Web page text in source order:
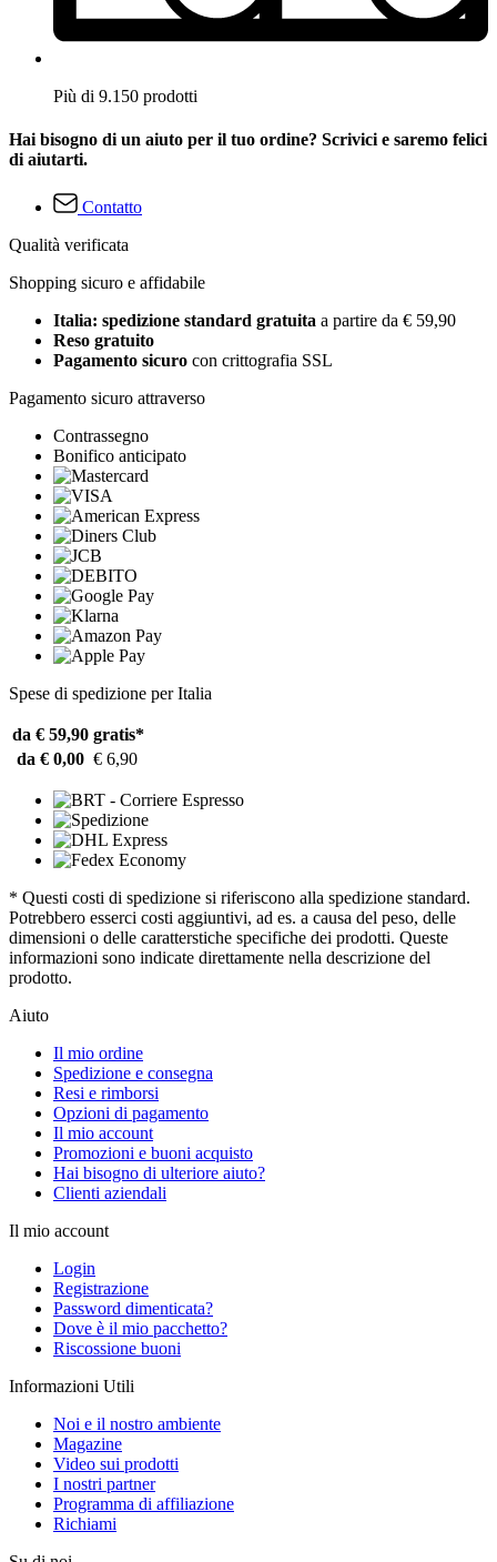
Più di 9.150 prodotti
Hai bisogno di un aiuto per il tuo ordine? Scrivici e saremo felici
di aiutarti.
Contatto
Qualità verificata
Shopping sicuro e affidabile
Italia: spedizione standard gratuita a partire da € 59,90
Reso gratuito
Pagamento sicuro con crittografia SSL
Pagamento sicuro attraverso
Contrassegno
Bonifico anticipato
Spese di spedizione per Italia
da € 59,90 gratis*
da € 0,00 € 6,90
* Questi costi di spedizione si riferiscono alla spedizione standard.
Potrebbero esserci costi aggiuntivi, ad es. a causa del peso, delle
dimensioni o delle caratterstiche specifiche dei prodotti. Queste
informazioni sono indicate direttamente nella descrizione del
prodotto.
Aiuto
Il mio ordine
Spedizione e consegna
Resi e rimborsi
Opzioni di pagamento
Il mio account
Promozioni e buoni acquisto
Hai bisogno di ulteriore aiuto?
Clienti aziendali
Il mio account
Login
Registrazione
Password dimenticata?
Dove è il mio pacchetto?
Riscossione buoni
Informazioni Utili
Noi e il nostro ambiente
Magazine
Video sui prodotti
I nostri partner
Programma di affiliazione
Richiami